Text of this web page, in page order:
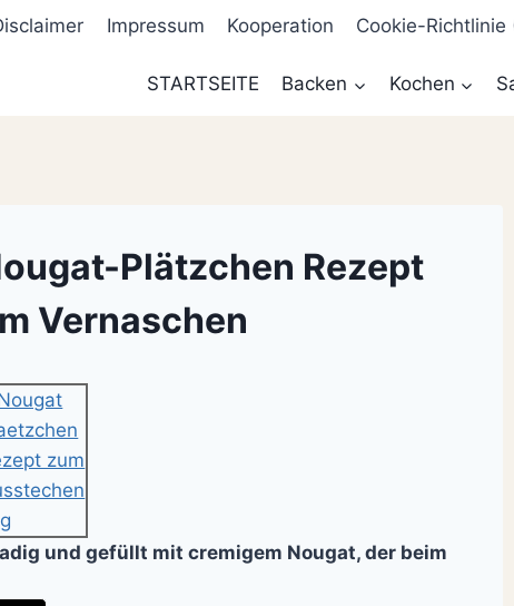
Impressum Kooperation Cookie-Richtlinie
STARTSEITE Backen Kochen
Plätzchen Rezept
Vernaschen
und gefüllt mit cremigem Nougat, der beim